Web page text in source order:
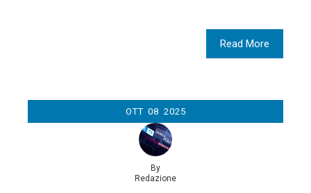
Read More
OTT 08 2025
By
Redazione